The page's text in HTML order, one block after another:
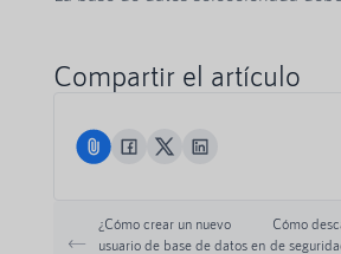
Compartir el artículo
¿Cómo crear un nuevo
usuario de base de datos en
Cómo
de